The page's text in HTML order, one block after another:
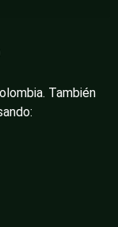
También